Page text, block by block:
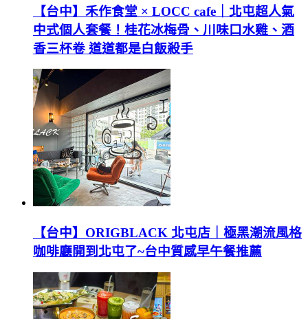
【台中】禾作食堂 × LOCC cafe｜北屯超人氣
中式個人套餐！桂花冰梅骨、川味口水雞、酒
香三杯卷 道道都是白飯殺手
【台中】ORIGBLACK 北屯店｜極黑潮流風格
咖啡廳開到北屯了~台中質感早午餐推薦